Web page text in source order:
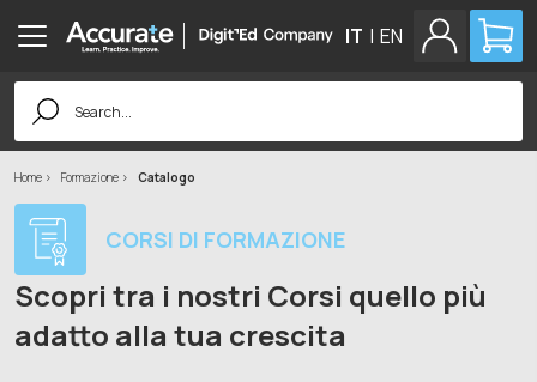
IT | EN
Search
for:
Home Formazione Catalogo
CORSI DI FORMAZIONE
Scopri tra i nostri Corsi quello più
adatto alla tua crescita